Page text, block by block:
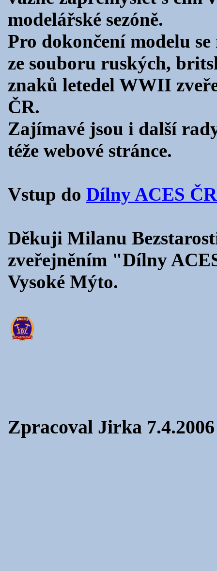
modelářské sezóně.
Pro dokončení modelu
ze souboru ruských,
znaků letedel WWII
ČR.
Zajímavé jsou i další
téže webové stránce.
Vstup do Dílny ACES ČR
Děkuji Milanu
zveřejněním "Dílny
Vysoké Mýto.
Zpracoval Jirka 7.4.2006